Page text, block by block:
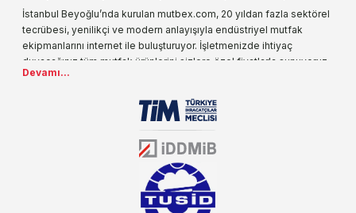
İstanbul Beyoğlu’nda kurulan mutbex.com, 20 yıldan fazla sektörel
tecrübesi, yenilikçi ve modern anlayışıyla endüstriyel mutfak
ekipmanlarını internet ile buluşturuyor. İşletmenizde ihtiyaç
duyacağınız tüm mutfak ürünlerini sizlere özel fiyatlarla sunuyoruz.
Endüstriyel mutfak malzemesi deyince akla gelen ilk adreslerden
sektörün farklı alanlarında da faliyet gösteren mutbex.com,
Öztiryakiler resmi bayisidir. Öztiryakiler ürünleri üzerinde büyük bir
donanıma sahip ekibi ile müşterilerine koşulsuz destek sunan
mutbex.com ile endüstriyel mutfak malzemeleri konusunda
alacağınız hizmet standartların her zaman üstünde olacaktır.
Devamı...